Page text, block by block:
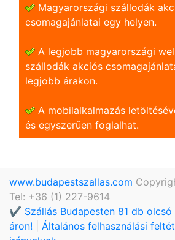
Magyarországi szállodák
csomagajánlatai egy helyen.
A legjobb magyarországi
szállodák akciós
legjobb árakon.
A mobilalkalmazás
és egyszerũen foglalhat.
www.budapestszallas.com
Tel: +36 (1) 227-9614
✔️ Szállás Budapesten 81 db olcsó
áron!
Általános felhasználási